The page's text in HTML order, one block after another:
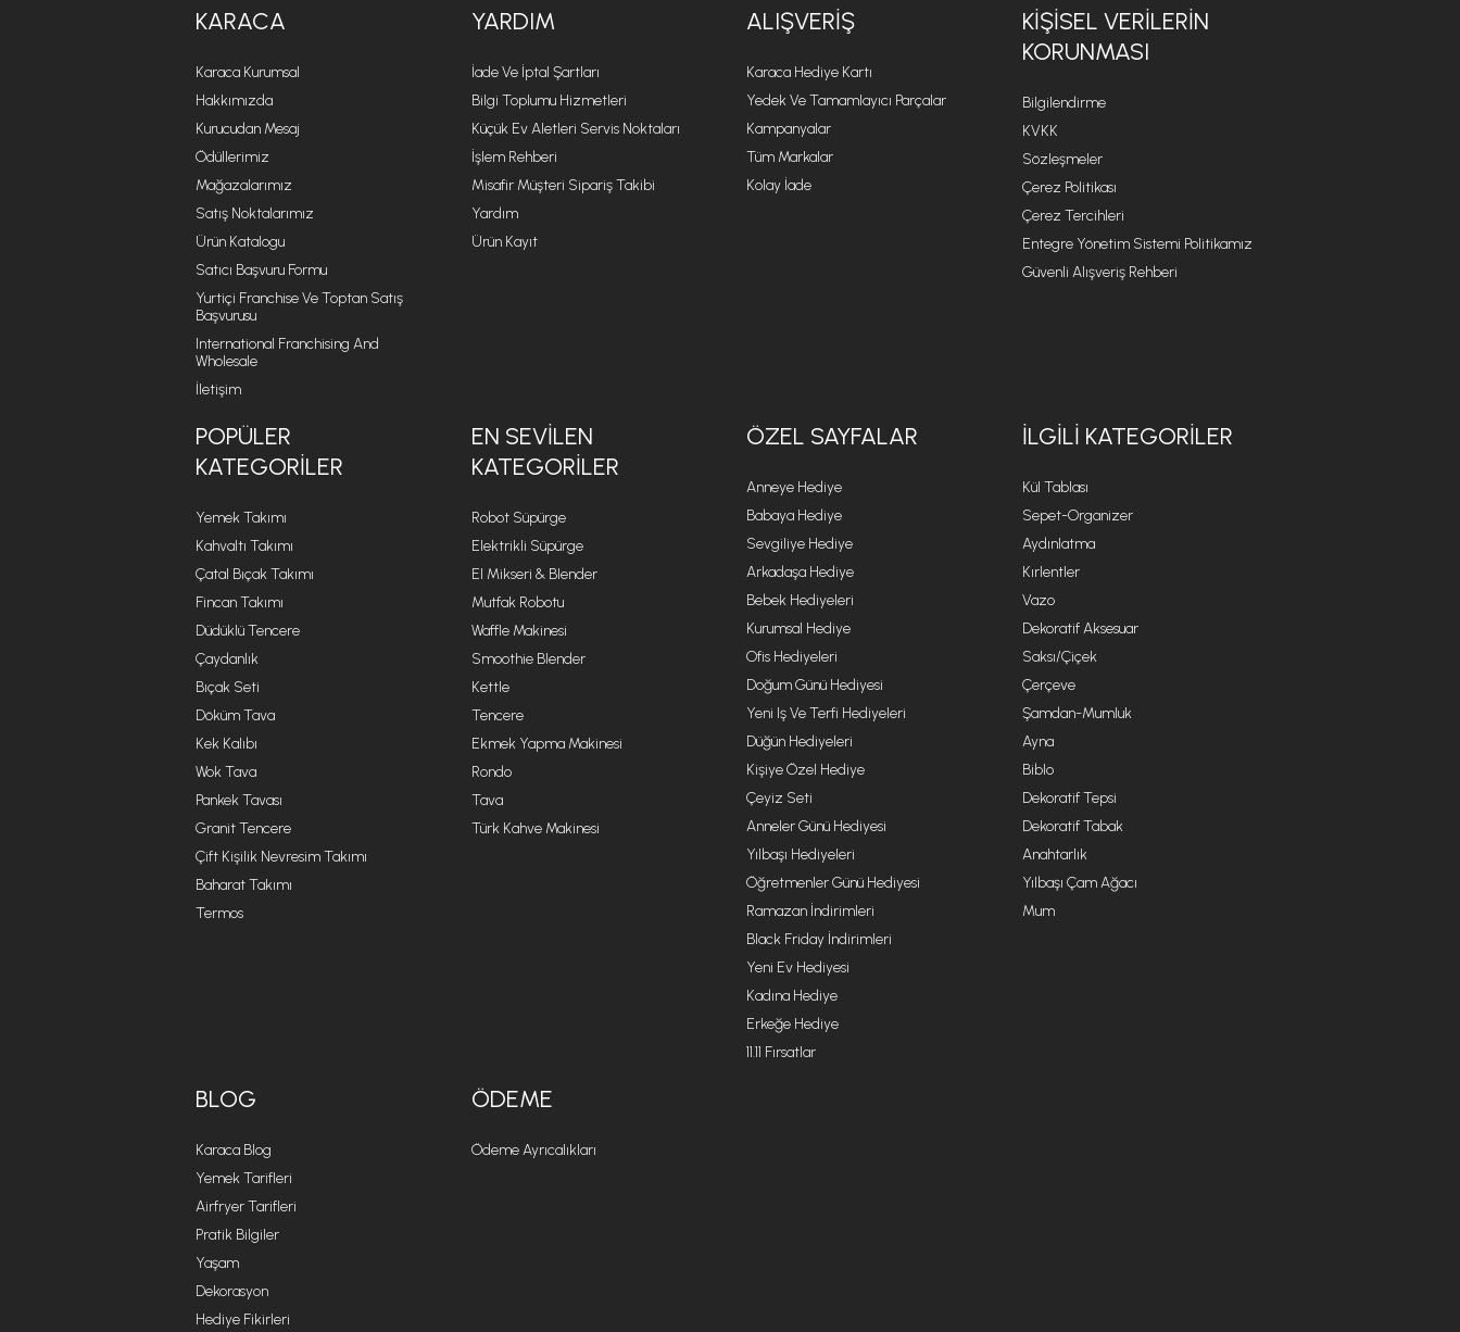
KARACA
Karaca Kurumsal
Hakkımızda
Kurucudan Mesaj
Ödüllerimiz
Mağazalarımız
Satış Noktalarımız
Ürün Katalogu
Satıcı Başvuru Formu
Yurtiçi Franchise Ve Toptan Satış
Başvurusu
International Franchising And
Wholesale
İletişim
YARDIM
İade Ve İptal Şartları
Bilgi Toplumu Hizmetleri
Küçük Ev Aletleri Servis Noktaları
İşlem Rehberi
Misafir Müşteri Sipariş Takibi
Yardım
Ürün Kayıt
ALIŞVERIŞ
Karaca Hediye Kartı
Yedek Ve Tamamlayıcı Parçalar
Kampanyalar
Tüm Markalar
Kolay İade
KIŞISEL VERILERIN
KORUNMASI
Bilgilendirme
KVKK
Sözleşmeler
Çerez Politikası
Çerez Tercihleri
Entegre Yönetim Sistemi Politikamız
Güvenli Alışveriş Rehberi
POPÜLER
KATEGORILER
Yemek Takımı
Kahvaltı Takımı
Çatal Bıçak Takımı
Fincan Takımı
Düdüklü Tencere
Çaydanlık
Bıçak Seti
Döküm Tava
Kek Kalıbı
Wok Tava
Pankek Tavası
Granit Tencere
Çift Kişilik Nevresim Takımı
Baharat Takımı
Termos
EN SEVILEN
KATEGORILER
Robot Süpürge
Elektrikli Süpürge
El Mikseri & Blender
Mutfak Robotu
Waffle Makinesi
Smoothie Blender
Kettle
Tencere
Ekmek Yapma Makinesi
Rondo
Tava
Türk Kahve Makinesi
ÖZEL SAYFALAR
Anneye Hediye
Babaya Hediye
Sevgiliye Hediye
Arkadaşa Hediye
Bebek Hediyeleri
Kurumsal Hediye
Ofis Hediyeleri
Doğum Günü Hediyesi
Yeni Iş Ve Terfi Hediyeleri
Düğün Hediyeleri
Kişiye Özel Hediye
Çeyiz Seti
Anneler Günü Hediyesi
Yılbaşı Hediyeleri
Öğretmenler Günü Hediyesi
Ramazan İndirimleri
Black Friday İndirimleri
Yeni Ev Hediyesi
Kadına Hediye
Erkeğe Hediye
11.11 Fırsatlar
İLGILI KATEGORILER
Kül Tablası
Sepet-Organizer
Aydınlatma
Kırlentler
Vazo
Dekoratif Aksesuar
Saksı/Çiçek
Çerçeve
Şamdan-Mumluk
Ayna
Biblo
Dekoratif Tepsi
Dekoratif Tabak
Anahtarlık
Yılbaşı Çam Ağacı
Mum
BLOG
Karaca Blog
Yemek Tarifleri
Airfryer Tarifleri
Pratik Bilgiler
Yaşam
Dekorasyon
Hediye Fikirleri
ÖDEME
Ödeme Ayrıcalıkları